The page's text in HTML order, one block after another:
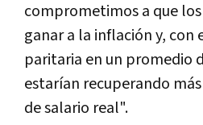
comprometimos a que
ganar a la inflación y, con
paritaria en un promedio
estarían recuperando
de salario real".